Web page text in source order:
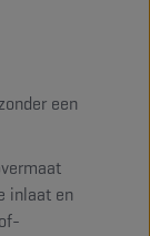
een
inlaat en